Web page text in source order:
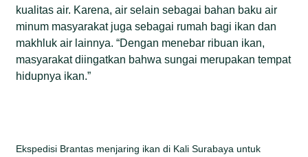
kualitas air. Karena, air selain sebagai bahan baku air
minum masyarakat juga sebagai rumah bagi ikan dan
makhluk air lainnya. “Dengan menebar ribuan ikan,
masyarakat diingatkan bahwa sungai merupakan tempat
hidupnya ikan.”
Ekspedisi Brantas menjaring ikan di Kali Surabaya untuk